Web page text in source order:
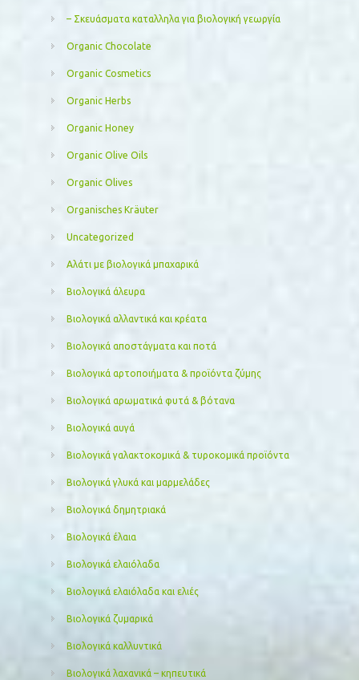
– Σκευάσματα καταλληλα για βιολογική γεωργία
Organic Chocolate
Organic Cosmetics
Organic Herbs
Organic Honey
Organic Olive Oils
Organic Olives
Organisches Kräuter
Uncategorized
Αλάτι με βιολογικά μπαχαρικά
Βιολογικά άλευρα
Βιολογικά αλλαντικά και κρέατα
Βιολογικά αποστάγματα και ποτά
Βιολογικά αρτοποιήματα & προϊόντα ζύμης
Βιολογικά αρωματικά φυτά & βότανα
Βιολογικά αυγά
Βιολογικά γαλακτοκομικά & τυροκομικά προϊόντα
Βιολογικά γλυκά και μαρμελάδες
Βιολογικά δημητριακά
Βιολογικά έλαια
Βιολογικά ελαιόλαδα
Βιολογικά ελαιόλαδα και ελιές
Βιολογικά ζυμαρικά
Βιολογικά καλλυντικά
Βιολογικά λαχανικά – κηπευτικά